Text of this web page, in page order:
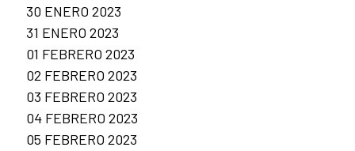
30 ENERO 2023
31 ENERO 2023
01 FEBRERO 2023
02 FEBRERO 2023
03 FEBRERO 2023
04 FEBRERO 2023
05 FEBRERO 2023